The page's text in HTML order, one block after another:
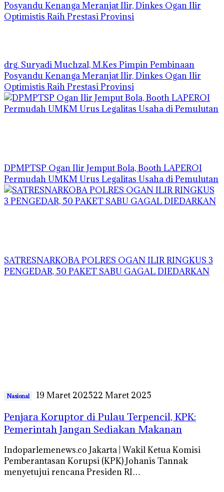
drg. Suryadi Muchzal, M.Kes Pimpin Pembinaan
Posyandu Kenanga Meranjat Ilir, Dinkes Ogan Ilir
Optimistis Raih Prestasi Provinsi
DPMPTSP Ogan Ilir Jemput Bola, Booth LAPEROI
Permudah UMKM Urus Legalitas Usaha di Pemulutan
SATRESNARKOBA POLRES OGAN ILIR RINGKUS 3
PENGEDAR, 50 PAKET SABU GAGAL DIEDARKAN
Nasional 19 Maret 202522 Maret 2025
Penjara Koruptor di Pulau Terpencil, KPK:
Pemerintah Jangan Sediakan Makanan
Indoparlemenews.co Jakarta | Wakil Ketua Komisi
Pemberantasan Korupsi (KPK) Johanis Tannak
menyetujui rencana Presiden RI…